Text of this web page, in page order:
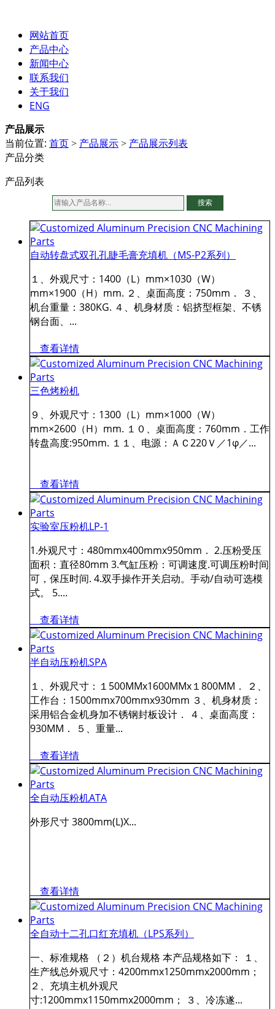
网站首页
产品中心
新闻中心
联系我们
关于我们
ENG
产品展示
当前位置: 首页 > 产品展示 > 产品展示列表
产品分类
产品列表
搜索
自动转盘式双孔孔睫毛膏充填机（MS-P2系列）
１、外观尺寸：1400（L）mm×1030（W）
mm×1900（H）mm. ２、桌面高度：750mm． ３、
机台重量：380KG. ４、机身材质：铝挤型框架、不锈
钢台面、...
查看详情
三色烤粉机
９、外观尺寸：1300（L）mm×1000（W）
mm×2600（H）mm. １０、桌面高度：760mm．工作
转盘高度:950mm. １１、电源：ＡＣ220Ｖ／1φ／...
查看详情
实验室压粉机LP-1
1.外观尺寸：480mmx400mmx950mm． 2.压粉受压
面积：直径80mm 3.气缸压粉：可调速度.可调压粉时间
可，保压时间. 4.双手操作开关启动。手动/自动可选模
式。 5....
查看详情
半自动压粉机SPA
１、外观尺寸：１500MMx1600MMx１800MM． ２、
工作台：1500mmx700mmx930mm ３、机身材质：
采用铝合金机身加不锈钢封板设计． ４、桌面高度：
930MM． ５、重量...
查看详情
全自动压粉机ATA
外形尺寸 3800mm(L)X...
查看详情
全自动十二孔口红充填机（LPS系列）
一、标准规格 （２）机台规格 本产品规格如下： １、
生产线总外观尺寸：4200mmx1250mmx2000mm；
２、充填主机外观尺
寸:1200mmx1150mmx2000mm； ３、冷冻遂...